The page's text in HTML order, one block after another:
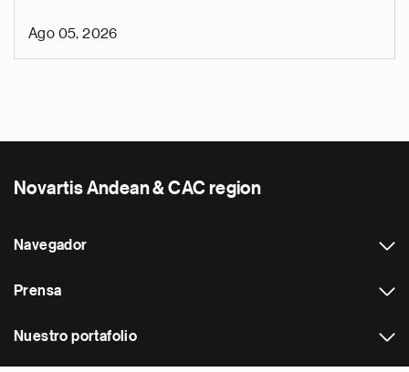
Ago 05, 2026
Novartis Andean & CAC region
Navegador
Prensa
Nuestro portafolio